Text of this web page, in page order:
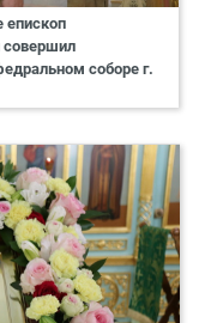
епископ
совершил
соборе г.